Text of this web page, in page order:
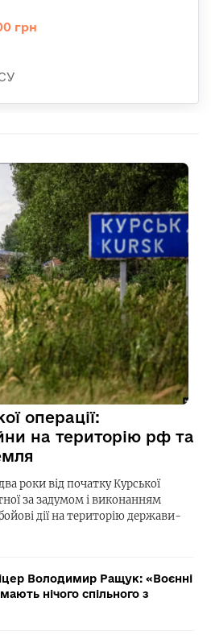
грн
операції:
на територію рф та
роки від початку Курської
за задумом і виконанням
дії на територію держави-
Володимир Ращук: «Воєнні
нічого спільного з